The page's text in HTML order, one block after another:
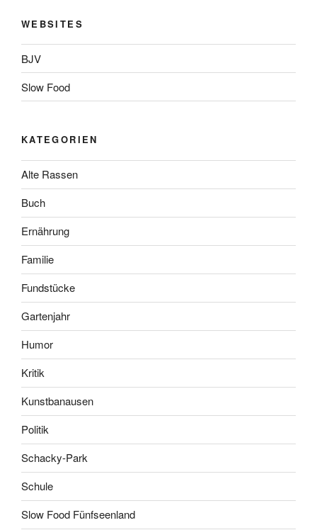
WEBSITES
BJV
Slow Food
KATEGORIEN
Alte Rassen
Buch
Ernährung
Familie
Fundstücke
Gartenjahr
Humor
Kritik
Kunstbanausen
Politik
Schacky-Park
Schule
Slow Food Fünfseenland